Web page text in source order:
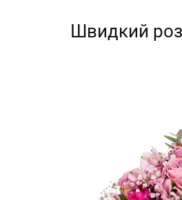
Швидкий